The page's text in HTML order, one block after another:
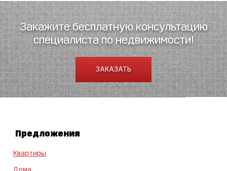
Закажите бесплатную консультацию
специалиста по недвижимости!
ЗАКАЗАТЬ
Предложения
Квартиры